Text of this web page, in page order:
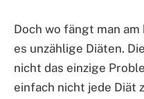
Doch wo fängt man
es unzählige Diäten.
nicht das einzige
einfach nicht jede Diät